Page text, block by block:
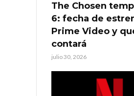
The Chosen
6: fecha de
Prime Video y
contará
julio 30, 2026